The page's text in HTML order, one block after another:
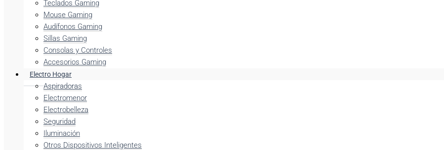
Teclados Gaming
Mouse Gaming
Audífonos Gaming
Sillas Gaming
Consolas y Controles
Accesorios Gaming
Electro Hogar
Aspiradoras
Electromenor
Electrobelleza
Seguridad
Iluminación
Otros Dispositivos Inteligentes